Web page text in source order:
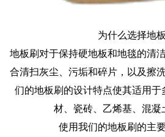
为什么选择地
地板刷对于保持硬地板和地毯的清
合清扫灰尘、污垢和碎片，以及擦
们的地板刷的设计特点使其适用
材、瓷砖、乙烯基、混凝
使用我们的地板刷的主